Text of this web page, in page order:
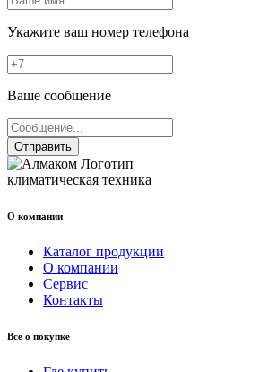
Укажите ваш номер телефона
Ваше сообщение
Отправить
климатическая техника
О компании
Каталог продукции
О компании
Сервис
Контакты
Все о покупке